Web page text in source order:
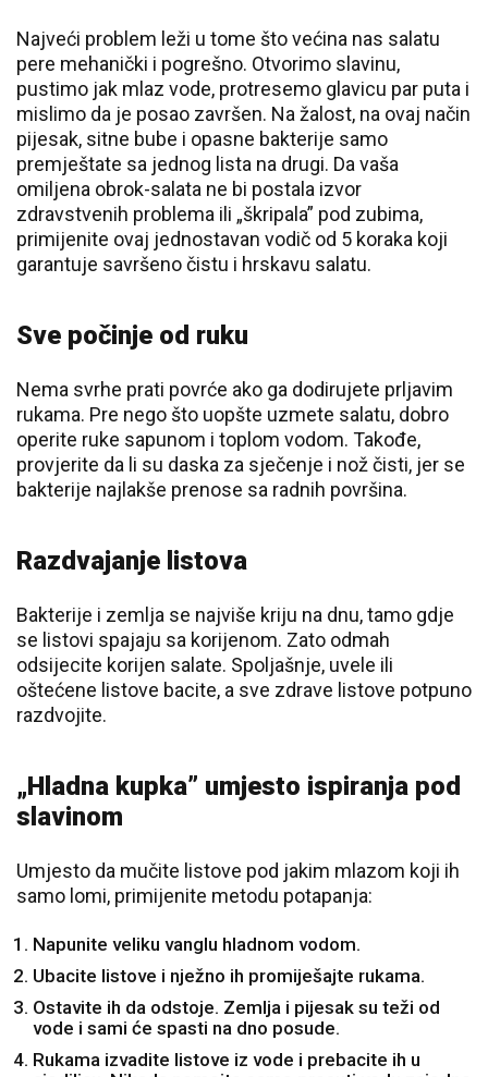
Najveći problem leži u tome što većina nas salatu
pere mehanički i pogrešno. Otvorimo slavinu,
pustimo jak mlaz vode, protresemo glavicu par puta i
mislimo da je posao završen. Na žalost, na ovaj način
pijesak, sitne bube i opasne bakterije samo
premještate sa jednog lista na drugi. Da vaša
omiljena obrok-salata ne bi postala izvor
zdravstvenih problema ili „škripala” pod zubima,
primijenite ovaj jednostavan vodič od 5 koraka koji
garantuje savršeno čistu i hrskavu salatu.
Sve počinje od ruku
Nema svrhe prati povrće ako ga dodirujete prljavim
rukama. Pre nego što uopšte uzmete salatu, dobro
operite ruke sapunom i toplom vodom. Takođe,
provjerite da li su daska za sječenje i nož čisti, jer se
bakterije najlakše prenose sa radnih površina.
Razdvajanje listova
Bakterije i zemlja se najviše kriju na dnu, tamo gdje
se listovi spajaju sa korijenom. Zato odmah
odsijecite korijen salate. Spoljašnje, uvele ili
oštećene listove bacite, a sve zdrave listove potpuno
razdvojite.
„Hladna kupka” umjesto ispiranja pod
slavinom
Umjesto da mučite listove pod jakim mlazom koji ih
samo lomi, primijenite metodu potapanja:
Napunite veliku vanglu hladnom vodom.
Ubacite listove i nježno ih promiješajte rukama.
Ostavite ih da odstoje. Zemlja i pijesak su teži od
vode i sami će spasti na dno posude.
Rukama izvadite listove iz vode i prebacite ih u